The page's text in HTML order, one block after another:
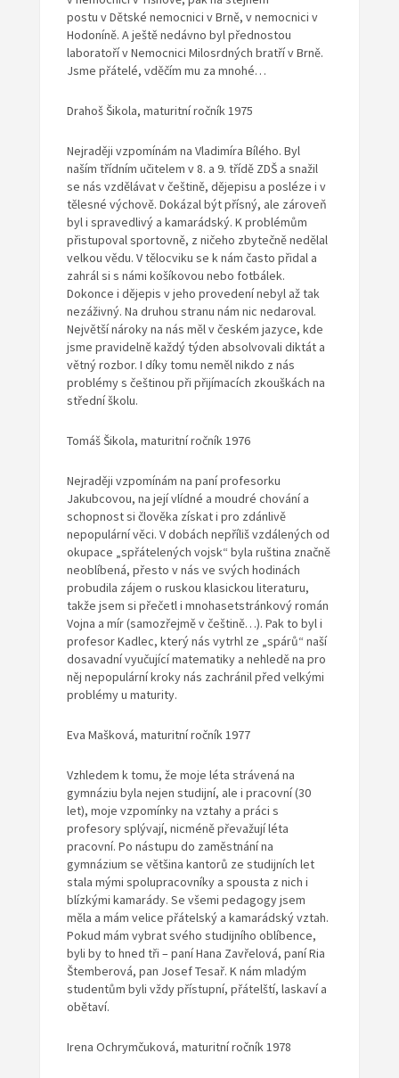
postu v Dětské nemocnici v Brně, v nemocnici v
Hodoníně. A ještě nedávno byl přednostou
laboratoří v Nemocnici Milosrdných bratří v Brně.
Jsme přátelé, vděčím mu za mnohé…
Drahoš Šikola, maturitní ročník 1975
Nejraději vzpomínám na Vladimíra Bílého. Byl
naším třídním učitelem v 8. a 9. třídě ZDŠ a snažil
se nás vzdělávat v češtině, dějepisu a posléze i v
tělesné výchově. Dokázal být přísný, ale zároveň
byl i spravedlivý a kamarádský. K problémům
přistupoval sportovně, z ničeho zbytečně nedělal
velkou vědu. V tělocviku se k nám často přidal a
zahrál si s námi košíkovou nebo fotbálek.
Dokonce i dějepis v jeho provedení nebyl až tak
nezáživný. Na druhou stranu nám nic nedaroval.
Největší nároky na nás měl v českém jazyce, kde
jsme pravidelně každý týden absolvovali diktát a
větný rozbor. I díky tomu neměl nikdo z nás
problémy s češtinou při přijímacích zkouškách na
střední školu.
Tomáš Šikola, maturitní ročník 1976
Nejraději vzpomínám na paní profesorku
Jakubcovou, na její vlídné a moudré chování a
schopnost si člověka získat i pro zdánlivě
nepopulární věci. V dobách nepříliš vzdálených od
okupace „spřátelených vojsk“ byla ruština značně
neoblíbená, přesto v nás ve svých hodinách
probudila zájem o ruskou klasickou literaturu,
takže jsem si přečetl i mnohasetstránkový román
Vojna a mír (samozřejmě v češtině…). Pak to byl i
profesor Kadlec, který nás vytrhl ze „spárů“ naší
dosavadní vyučující matematiky a nehledě na pro
něj nepopulární kroky nás zachránil před velkými
problémy u maturity.
Eva Mašková, maturitní ročník 1977
Vzhledem k tomu, že moje léta strávená na
gymnáziu byla nejen studijní, ale i pracovní (30
let), moje vzpomínky na vztahy a práci s
profesory splývají, nicméně převažují léta
pracovní. Po nástupu do zaměstnání na
gymnázium se většina kantorů ze studijních let
stala mými spolupracovníky a spousta z nich i
blízkými kamarády. Se všemi pedagogy jsem
měla a mám velice přátelský a kamarádský vztah.
Pokud mám vybrat svého studijního oblíbence,
byli by to hned tři – paní Hana Zavřelová, paní Ria
Štemberová, pan Josef Tesař. K nám mladým
studentům byli vždy přístupní, přátelští, laskaví a
obětaví.
Irena Ochrymčuková, maturitní ročník 1978